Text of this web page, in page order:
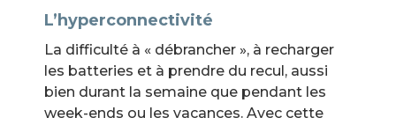
L’hyperconnectivité
La difficulté à « débrancher », à recharger
les batteries et à prendre du recul, aussi
bien durant la semaine que pendant les
week-ends ou les vacances. Avec cette